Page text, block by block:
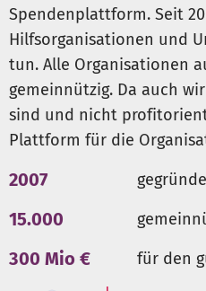
Spendenplattform. Seit
Hilfsorganisationen und
tun. Alle Organisationen
gemeinnützig. Da auch
sind und nicht
Plattform für die
2007
15.000
300 Mio € für den